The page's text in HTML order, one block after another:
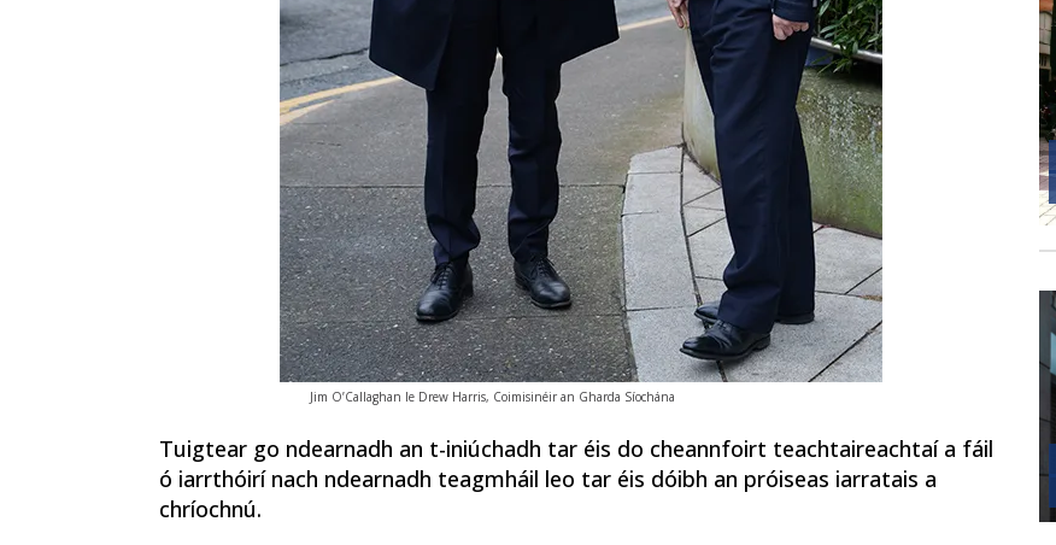
Jim O’Callaghan le Drew Harris, Coimisinéir an Gharda Síochána
Tuigtear go ndearnadh an t-iniúchadh tar éis do cheannfoirt teachtaireachtaí a fáil
ó iarrthóirí nach ndearnadh teagmháil leo tar éis dóibh an próiseas iarratais a
chríochnú.